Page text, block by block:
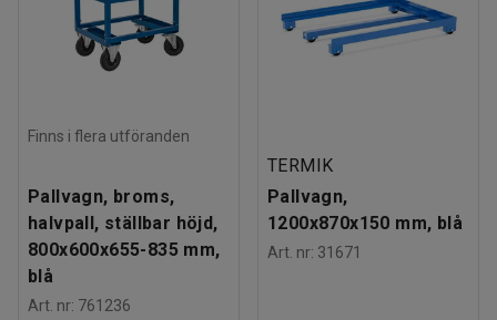
Finns i flera utföranden
Pallvagn, broms,
halvpall, ställbar höjd,
800x600x655-835 mm,
blå
Art. nr: 761236
TERMIK
Pallvagn,
1200x870x150 mm, blå
Art. nr: 31671